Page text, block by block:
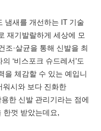
냄새를 개선하는 IT 기술
재기발랄하게 세상에 모
조·살균을 통해 신발을 최
‘비스포크 슈드레서’도
을 체감할 수 있는 예입니
워시와 보다 진화한
한 신발 관리기라는 점에
한껏 받았는데요,